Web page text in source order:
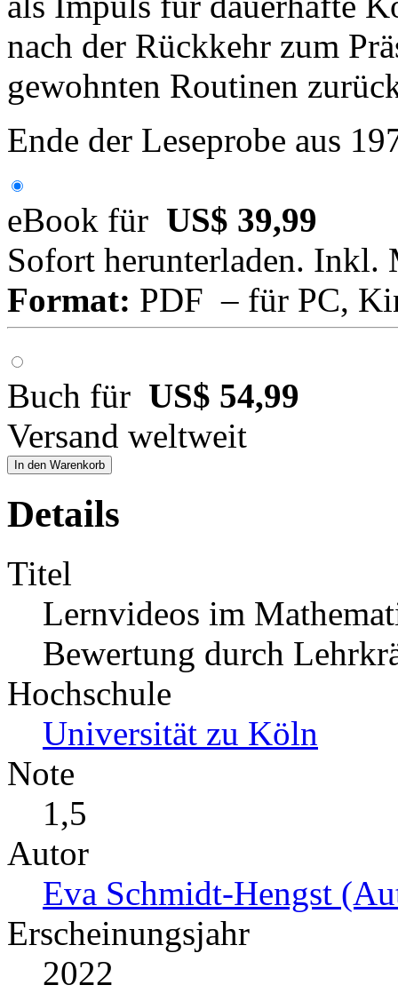
nach der Rückkehr zum
gewohnten Routinen
Ende der Leseprobe aus
eBook für US$ 39,99
Sofort herunterladen. Inkl.
Format: PDF – für PC,
Buch für US$ 54,99
Versand weltweit
In den Warenkorb
Details
Titel
Lernvideos im
Bewertung durch
Hochschule
Universität zu Köln
Note
1,5
Autor
Eva Schmidt-Hengst
Erscheinungsjahr
2022